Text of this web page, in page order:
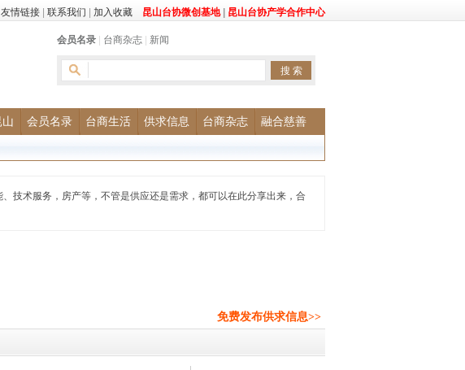
昆山台协微创基地| 昆山台协产学合作中心
友情链接 联系我们 加入收藏
会员名录 台商杂志 新闻
山 会员名录 台商生活 供求信息 台商杂志 融合慈善
技术服务，房产等，不管是供应还是需求，都可以在此分享出来，合
免费发布供求信息>>